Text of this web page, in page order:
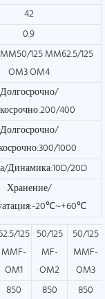
42
0.9
125 MM62.5/125
OM3 OM4
Долгосрочно/
400
Долгосрочно/
1000
Динамика:10D/20D
Хранение/
20℃~+60℃
125
MMF-
OM1
50/125
MF-
OM2
50/125
MMF-
OM3
850
850
850